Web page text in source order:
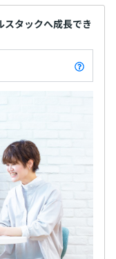
スタックへ成長でき